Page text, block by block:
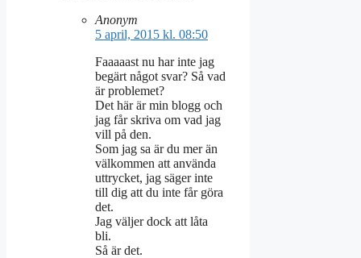
Anonym
5 april, 2015 kl. 08:50
Faaaaast nu har inte jag
begärt något svar? Så vad
är problemet?
Det här är min blogg och
jag får skriva om vad jag
vill på den.
Som jag sa är du mer än
välkommen att använda
uttrycket, jag säger inte
till dig att du inte får göra
det.
Jag väljer dock att låta
bli.
Så är det.